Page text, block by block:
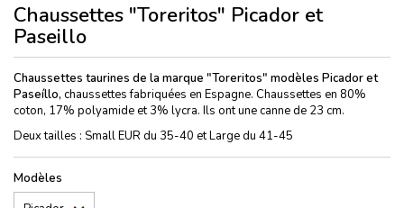
Chaussettes "Toreritos" Picador et
Paseillo
Chaussettes taurines de la marque "Toreritos" modèles Picador et
Paseíllo, chaussettes fabriquées en Espagne. Chaussettes en 80%
coton, 17% polyamide et 3% lycra. Ils ont une canne de 23 cm.
Deux tailles : Small EUR du 35-40 et Large du 41-45
Modèles